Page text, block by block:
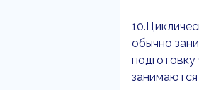
обычно